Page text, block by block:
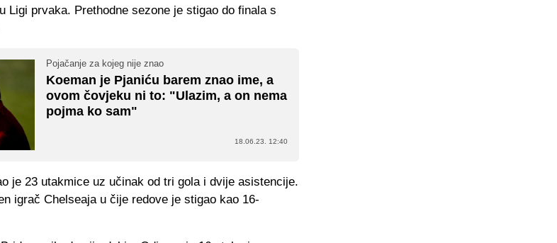
Ligi prvaka. Prethodne sezone je stigao do finala s
Pojačanje za kojeg nije znao
Koeman je Pjaniću barem znao ime, a
ovom čovjeku ni to: "Ulazim, a on nema
pojma ko sam"
18.06.23. 12:40
je 23 utakmice uz učinak od tri gola i dvije asistencije.
igrač Chelseaja u čije redove je stigao kao 16-